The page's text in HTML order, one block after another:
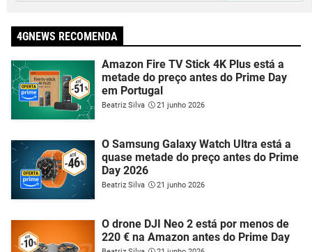
4GNEWS RECOMENDA
Amazon Fire TV Stick 4K Plus está a
metade do preço antes do Prime Day
em Portugal
Beatriz Silva 21 junho 2026
O Samsung Galaxy Watch Ultra está a
quase metade do preço antes do Prime
Day 2026
Beatriz Silva 21 junho 2026
O drone DJI Neo 2 está por menos de
220 € na Amazon antes do Prime Day